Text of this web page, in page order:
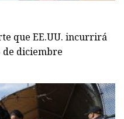
que EE.UU. incurrirá
de diciembre